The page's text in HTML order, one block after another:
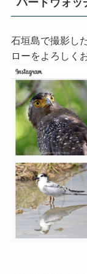
石垣島で撮影し
ローをよろしく